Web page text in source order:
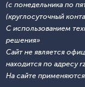
(с понедельника по
(круглосуточный
С использованием
решения»
Сайт не является
находится по адресу
На сайте применяются